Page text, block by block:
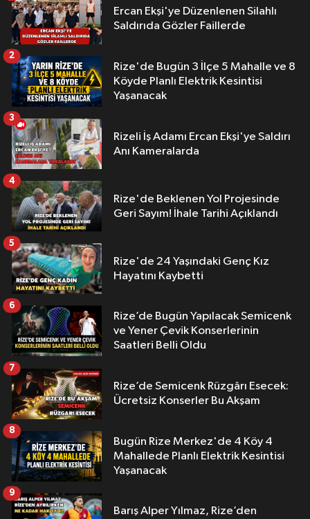
Ercan Ekşi'ye Düzenlenen Silahlı
Saldırıda Gözler Faillerde
Rize'de Bugün 3 İlçe 5 Mahalle ve 8
Köyde Planlı Elektrik Kesintisi
Yaşanacak
2
Rizeli İş Adamı Ercan Ekşi'ye Saldırı
Anı Kameralarda
3
Rize'de Beklenen Yol Projesinde
Geri Sayım! İhale Tarihi Açıklandı
4
Rize'de 24 Yaşındaki Genç Kız
Hayatını Kaybetti
5
Rize’de Bugün Yapılacak Semicenk
ve Yener Çevik Konserlerinin
Saatleri Belli Oldu
6
Rize’de Semicenk Rüzgârı Esecek:
Ücretsiz Konserler Bu Akşam
7
Bugün Rize Merkez'de 4 Köy 4
Mahallede Planlı Elektrik Kesintisi
Yaşanacak
8
Barış Alper Yılmaz, Rize’den
9